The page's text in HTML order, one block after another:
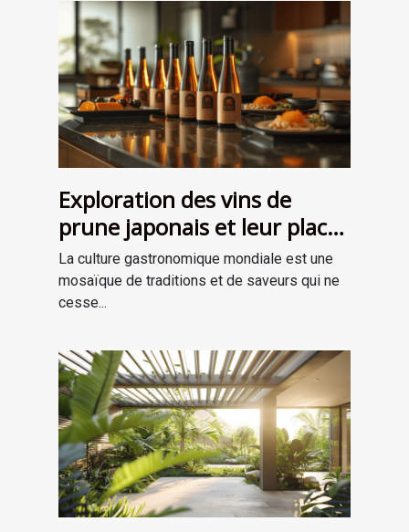
Exploration des vins de
prune japonais et leur place
dans la gastronomie
moderne
La culture gastronomique mondiale est une
mosaïque de traditions et de saveurs qui ne
cesse...